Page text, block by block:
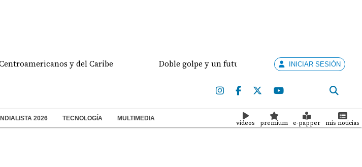
y del Caribe Doble golpe y un futuro por revisar Meduca activa
INICIAR SESIÓN
2026 TECNOLOGÍA MULTIMEDIA
videos premium e-papper mis noticias